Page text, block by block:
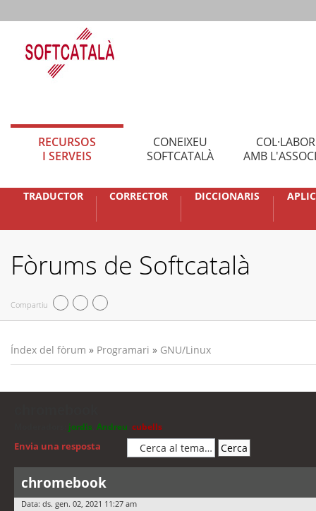
RECURSOS
I SERVEIS
CONEIXEU
SOFTCATALÀ
AMB
TRADUCTOR CORRECTOR DICCIONARIS
Fòrums de Softcatalà
Compartiu
Índex del fòrum » Programari » GNU/Linux
jordis Andreu cubells
Envia una resposta
chromebook
Data: ds. gen. 02, 2021 11:27 am